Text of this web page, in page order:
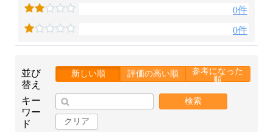
0件
0件
並び
替え
新しい順 評価の高い順
参考になった
順
キー
ワー
ド
検索
クリア